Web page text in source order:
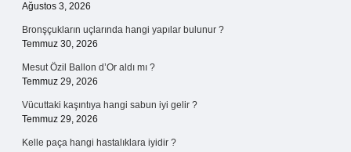
Ağustos 3, 2026
Bronşçukların uçlarında hangi yapılar bulunur ?
Temmuz 30, 2026
Mesut Özil Ballon d’Or aldı mı ?
Temmuz 29, 2026
Vücuttaki kaşıntıya hangi sabun iyi gelir ?
Temmuz 29, 2026
Kelle paça hangi hastalıklara iyidir ?